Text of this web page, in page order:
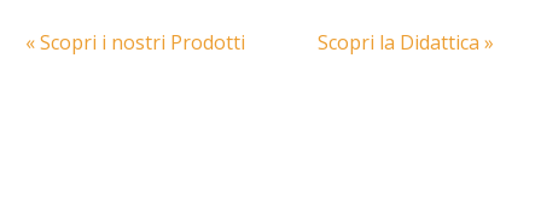
« Scopri i nostri Prodotti Scopri la Didattica »